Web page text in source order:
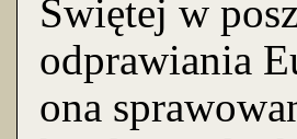
Świętej w
odprawiania
ona